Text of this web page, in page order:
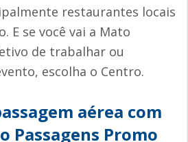
restaurantes locais
E se você vai a Mato
de trabalhar ou
escolha o Centro.
aérea com
Passagens Promo